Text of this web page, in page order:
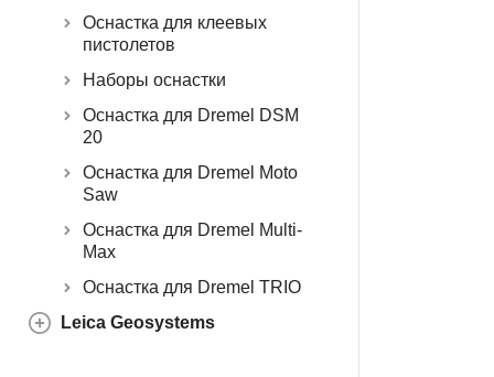
Оснастка для клеевых
пистолетов
Наборы оснастки
Оснастка для Dremel DSM
20
Оснастка для Dremel Moto
Saw
Оснастка для Dremel Multi-
Max
Оснастка для Dremel TRIO
Leica Geosystems